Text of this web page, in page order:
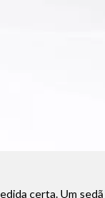
certa. Um